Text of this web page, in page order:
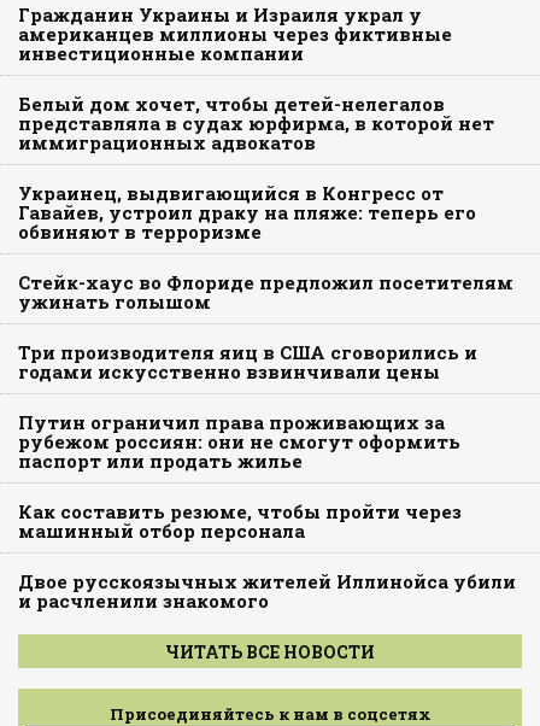
Гражданин Украины и Израиля украл у
американцев миллионы через фиктивные
инвестиционные компании
Белый дом хочет, чтобы детей-нелегалов
представляла в судах юрфирма, в которой нет
иммиграционных адвокатов
Украинец, выдвигающийся в Конгресс от
Гавайев, устроил драку на пляже: теперь его
обвиняют в терроризме
Стейк-хаус во Флориде предложил посетителям
ужинать голышом
Три производителя яиц в США сговорились и
годами искусственно взвинчивали цены
Путин ограничил права проживающих за
рубежом россиян: они не смогут оформить
паспорт или продать жилье
Как составить резюме, чтобы пройти через
машинный отбор персонала
Двое русскоязычных жителей Иллинойса убили
и расчленили знакомого
ЧИТАТЬ ВСЕ НОВОСТИ
Присоединяйтесь к нам в соцсетях